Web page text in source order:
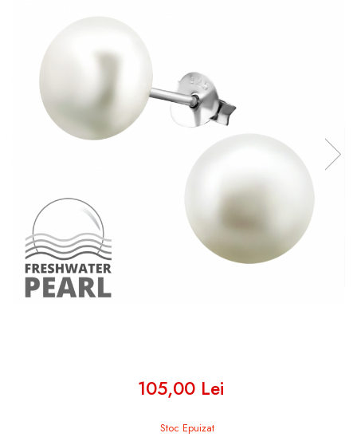
105,00 Lei
Stoc Epuizat